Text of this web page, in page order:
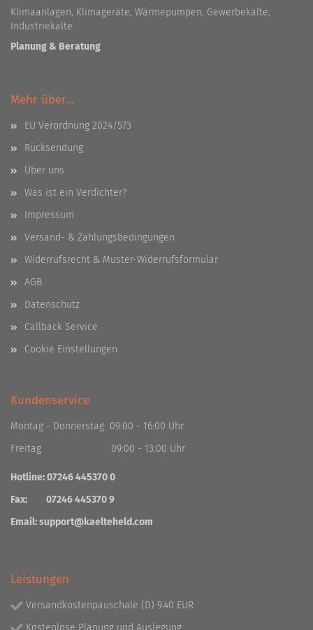
Klimaanlagen, Klimageräte, Wärmepumpen, Gewerbekälte,
Industriekälte.
Planung & Beratung
Mehr über...
EU Verordnung 2024/573
Rücksendung
Über uns
Was ist ein Verdichter?
Impressum
Versand- & Zahlungsbedingungen
Widerrufsrecht & Muster-Widerrufsformular
AGB
Datenschutz
Callback Service
Cookie Einstellungen
Kundenservice
Montag - Donnerstag 09:00 - 16:00 Uhr
Freitag 09:00 - 13:00 Uhr
Hotline: 07246 445370 0
Fax: 07246 445370 9
Email:support@kaelteheld.com
Leistungen
Versandkostenpauschale (D) 9.40 EUR
Kostenlose Planung und Auslegung